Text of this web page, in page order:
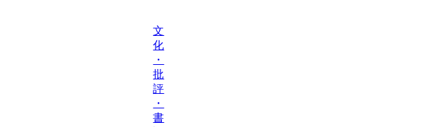
文
化
・
批
評
・
書